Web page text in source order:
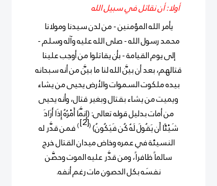
أولا: أن نقاتل في سبيل الله
يأمر الله المؤمنين - من لدن سيدنا ومولانا
محمد رسول الله - صلى الله عليه وآله وسلم -
إلى يوم القيامة - بأن يقاتلوا من أوجب علينا
قتالهم، بعد أن بيَّن الله لنا ما بيَّن من أنه سبحانه
بيده ملكوت السموات والأرض يحيى من يشاء
ويميت من يشاء بقتال وبغير قتال، وأنه يحيى
من أمات بدليل قوله تعالى: (إِنَّمَا أَمْرُهُ إِذَا أَرَادَ
شَيْئًا أَن يَقُولَ لَهُ كُن فَيَكُونُ)(
[2]
)فمن قدَّر له
النسيئة في عمره وخاض ميدان القتال خرج
سالماً ظافراً، ومن قدَّر عليه الموت وحصَّن
نفسَه بكل الحصون مات رغم أنفه.